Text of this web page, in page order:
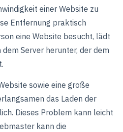
einer Website zu
Entfernung praktisch
eine Website besucht, lädt
Server herunter, der dem
sowie eine große
das Laden der
Dieses Problem kann leicht
kann die